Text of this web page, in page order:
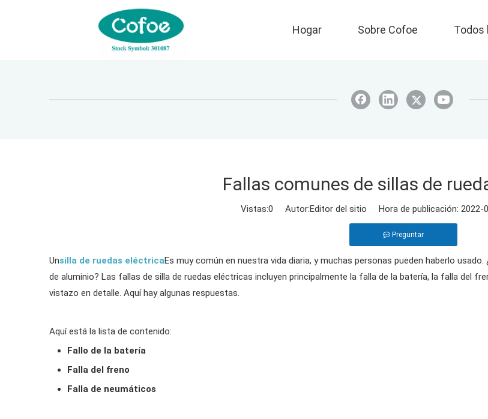
Hogar Sobre Cofoe Todos
Fallas comunes de sillas de
Vistas:0 Autor:Editor del sitio Hora de publicación:
Preguntar
Unsilla de ruedas eléctricaEs muy común en nuestra vida diaria, y muchas personas pueden haberlo
de aluminio? Las fallas de silla de ruedas eléctricas incluyen principalmente la falla de la batería, la falla del
vistazo en detalle. Aquí hay algunas respuestas.
Aquí está la lista de contenido:
Fallo de la batería
Falla del freno
Falla de neumáticos